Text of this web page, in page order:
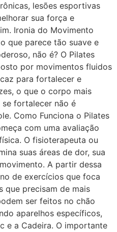
lesões esportivas
sua força e
Ironia do Movimento
que parece tão suave e
não é? O Pilates
por movimentos fluidos
para fortalecer e
o que o corpo mais
se fortalecer não é
Como Funciona o Pilates
com uma avaliação
O fisioterapeuta ou
suas áreas de dor, sua
A partir dessa
de exercícios que foca
que precisam de mais
ser feitos no chão
aparelhos específicos,
e a Cadeira. O importante